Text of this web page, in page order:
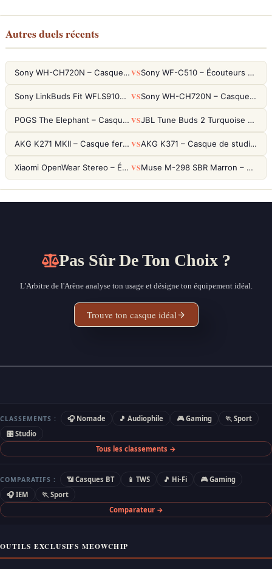
Autres duels récents
Sony WH-CH720N – Casque ANC 35h, Ultra-léger (192g) avec Processeur V1 VS Sony WF-C510 – Écouteurs True Wireless compacts, autonomie 22h et multipoint
Sony LinkBuds Fit WFLS910NW Blanc – Écouteurs Sport Ailes ANC VS Sony WH-CH720N – Casque ANC 35h, Ultra-léger (192g) avec Processeur V1
POGS The Elephant – Casque Filaire Enfants 85dB POGS-Safe™ (Éco-Responsable) VS JBL Tune Buds 2 Turquoise – Écouteurs True Wireless avec ANC et autonomie 48h
AKG K271 MKII – Casque fermé studio fiable pour une écoute neutre VS AKG K371 – Casque de studio fermé 50mm titane, réponse 5Hz-50kHz
Xiaomi OpenWear Stereo – Écouteurs Open-Ear Hi-Res avec réduction de fuite sonore VS Muse M-298 SBR Marron – Casque Bluetooth ANC avec 66h d'autonomie
Pas Sûr De Ton Choix ?
L'Arbitre de l'Arène analyse ton usage et désigne ton équipement idéal.
Trouve ton casque idéal
CLASSEMENTS : 🎧 Nomade 🎵 Audiophile 🎮 Gaming
🏃 Sport
🎛 Studio
Tous les classements →
COMPARATIFS : 📶 Casques BT 📱 TWS 🎵 Hi-Fi
🎮 Gaming
🎧 IEM
🏃 Sport
Comparateur →
OUTILS EXCLUSIFS MEOWCHIP